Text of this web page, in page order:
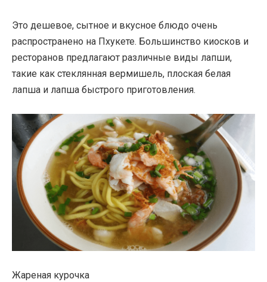
Это дешевое, сытное и вкусное блюдо очень
распространено на Пхукете. Большинство киосков и
ресторанов предлагают различные виды лапши,
такие как стеклянная вермишель, плоская белая
лапша и лапша быстрого приготовления.
Жареная курочка